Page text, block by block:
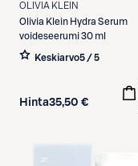
OLIVIA KLEIN
Olivia Klein Hydra Serum
voideseerumi 30 ml
Keskiarvo5 / 5
Hinta35,50 €